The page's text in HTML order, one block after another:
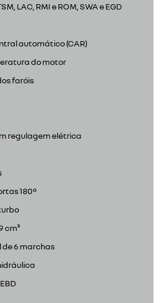
LAC, RMI e ROM, SWA e EGD
automático (CAR)
do motor
faróis
regulagem elétrica
180°
cm³
6 marchas